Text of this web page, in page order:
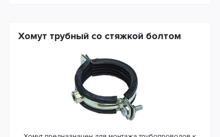
Хомут трубный со стяжкой болтом